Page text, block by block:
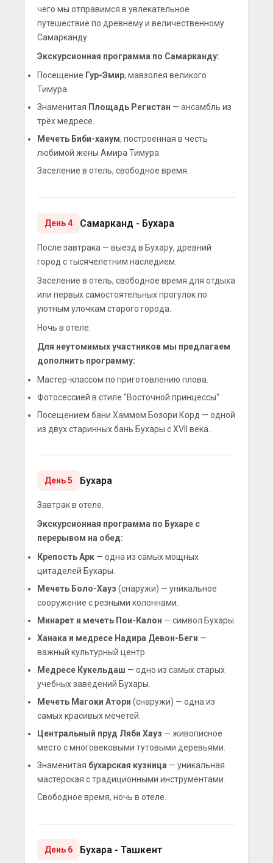
чего мы отправимся в увлекательное
путешествие по древнему и величественному
Самарканду.
Экскурсионная программа по Самарканду:
Посещение Гур-Эмир, мавзолея великого
Тимура.
Знаменитая Площадь Регистан — ансамбль из
трёх медресе.
Мечеть Биби-ханум, построенная в честь
любимой жены Амира Тимура.
Заселение в отель, свободное время.
День 4 Самарканд - Бухара
После завтрака — выезд в Бухару, древний
город с тысячелетним наследием.
Заселение в отель, свободное время для отдыха
или первых самостоятельных прогулок по
уютным улочкам старого города.
Ночь в отеле.
Для неутомимых участников мы предлагаем
дополнить программу:
Мастер-классом по приготовлению плова.
Фотосессией в стиле "Восточной принцессы".
Посещением бани Хаммом Бозори Корд — одной
из двух старинных бань Бухары с XVII века.
День 5 Бухара
Завтрак в отеле.
Экскурсионная программа по Бухаре с
перерывом на обед:
Крепость Арк — одна из самых мощных
цитаделей Бухары.
Мечеть Боло-Хауз (снаружи) — уникальное
сооружение с резными колоннами.
Минарет и мечеть Пои-Калон — символ Бухары.
Ханака и медресе Надира Девон-Беги —
важный культурный центр.
Медресе Кукельдаш — одно из самых старых
учебных заведений Бухары.
Мечеть Магоки Атори (снаружи) — одна из
самых красивых мечетей.
Центральный пруд Ляби Хауз — живописное
место с многовековыми тутовыми деревьями.
Знаменитая бухарская кузница — уникальная
мастерская с традиционными инструментами.
Свободное время, ночь в отеле.
День 6 Бухара - Ташкент